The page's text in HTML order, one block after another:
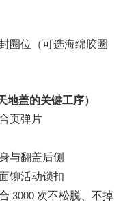
圈位（可选海绵胶圈
盖的关键工序）
页弹片
与翻盖后侧
铆活动锁扣
3000 次不松脱、不掉